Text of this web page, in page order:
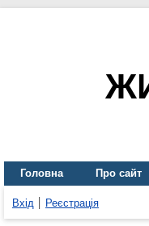
Головна Про сайт
Вхід Реєстрація